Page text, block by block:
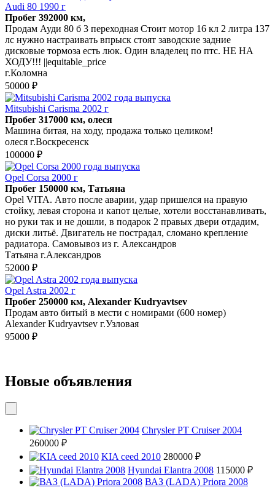
Audi 80 1990 г
Пробег 392000 км,
Продам Ауди 80 б 3 переходная Стоит мотор 16 кл 2 литра 137
лс нужно настраивать впрыск стоят заводские задние
дисковые тормоза есть люк. Один владелец по птс. НЕ НА
ХОДУ!!! ||equitable_price
г.Коломна
50000 ₽
Mitsubishi Carisma 2002 г
Пробег 317000 км, олеся
Машина битая, на ходу, продажа только целиком!
олеся г.Воскресенск
100000 ₽
Opel Corsa 2000 г
Пробег 150000 км, Татьяна
Opel VITA. Авто после аварии, удар пришелся на правую
стойку, левая сторона и капот целые, хотели восстанавливать,
но руки так и не дошли, в подарок 2 правых двери отдадим,
диски литьё. Двигатель не пострадал, сломано крепление
радиатора. Самовывоз из г. Александров
Татьяна г.Александров
52000 ₽
Opel Astra 2002 г
Пробег 250000 км, Alexander Kudryavtsev
Продам авто битый в мести с номирами (600 номер)
Alexander Kudryavtsev г.Узловая
95000 ₽
Новые объявления
Chrysler PT Cruiser 2004
260000 ₽
KIA ceed 2010 280000 ₽
Hyundai Elantra 2008 115000 ₽
ВАЗ (LADA) Priora 2008